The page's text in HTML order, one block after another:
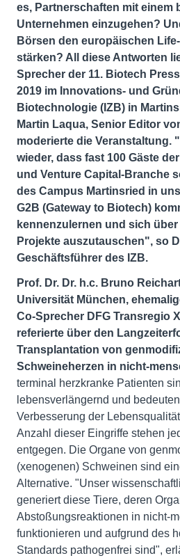
es, Partnerschaften mit einem
Unternehmen einzugehen?
Börsen den europäischen
stärken? All diese Antworten
Sprecher der 11. Biotech
2019 im Innovations- und
Biotechnologie (IZB) in
Martin Laqua, Senior Editor
moderierte die Veranstaltung.
wieder, dass fast 100 Gäste
und Venture Capital-Branche
des Campus Martinsried in
G2B (Gateway to Biotech)
kennenzulernen und sich
Projekte auszutauschen", so
Geschäftsführer des IZB.
Prof. Dr. Dr. h.c. Bruno
Universität München,
Co-Sprecher DFG Transregio
referierte über den
Transplantation von
Schweineherzen in nicht-
terminal herzkranke Patienten
lebensverlängernd und
Verbesserung der
Anzahl dieser Eingriffe stehen
entgegen. Die Organe von
(xenogenen) Schweinen sind
Alternative. "Unser
generiert diese Tiere, deren
Abstoßungsreaktionen in nicht-
funktionieren und aufgrund des
Standards pathogenfrei sind",